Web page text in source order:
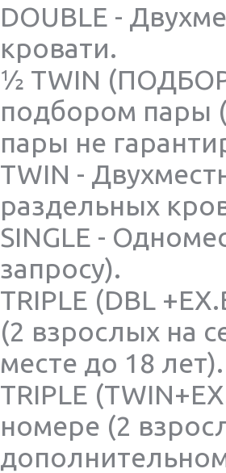
DOUBLE -
кровати.
½ TWIN
подбором пары
пары не
TWIN -
раздельных
SINGLE -
запросу).
TRIPLE (DBL
(2 взрослых на
месте до 18 лет).
TRIPLE
номере (2